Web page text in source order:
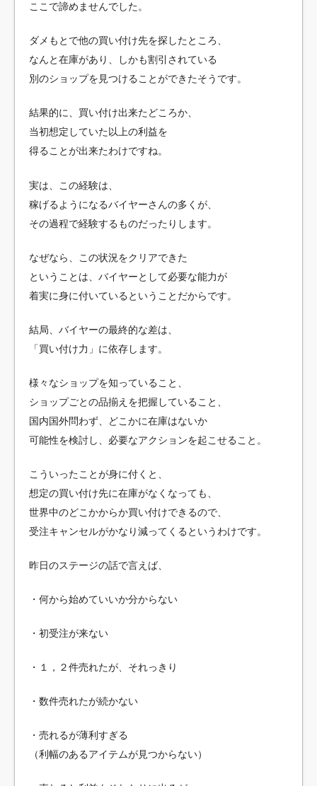
ここで諦めませんでした。
ダメもとで他の買い付け先を探したところ、
なんと在庫があり、しかも割引されている
別のショップを見つけることができたそうです。
結果的に、買い付け出来たどころか、
当初想定していた以上の利益を
得ることが出来たわけですね。
実は、この経験は、
稼げるようになるバイヤーさんの多くが、
その過程で経験するものだったりします。
なぜなら、この状況をクリアできた
ということは、バイヤーとして必要な能力が
着実に身に付いているということだからです。
結局、バイヤーの最終的な差は、
「買い付け力」に依存します。
様々なショップを知っていること、
ショップごとの品揃えを把握していること、
国内国外問わず、どこかに在庫はないか
可能性を検討し、必要なアクションを起こせること。
こういったことが身に付くと、
想定の買い付け先に在庫がなくなっても、
世界中のどこかからか買い付けできるので、
受注キャンセルがかなり減ってくるというわけです。
昨日のステージの話で言えば、
・何から始めていいか分からない
・初受注が来ない
・１，２件売れたが、それっきり
・数件売れたが続かない
・売れるが薄利すぎる
（利幅のあるアイテムが見つからない）